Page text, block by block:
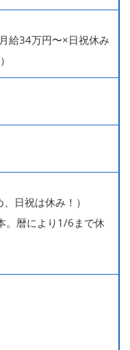
給34万円〜×日祝休み
日祝は休み！）
。暦により1/6まで休